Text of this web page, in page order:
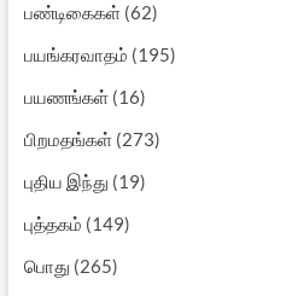
பண்டிகைகள்(62)
பயங்கரவாதம் (195)
பயணங்கள்(16)
பிறமதங்கள்(273)
புதிய இந்து (19)
புத்தகம் (149)
பொது (265)